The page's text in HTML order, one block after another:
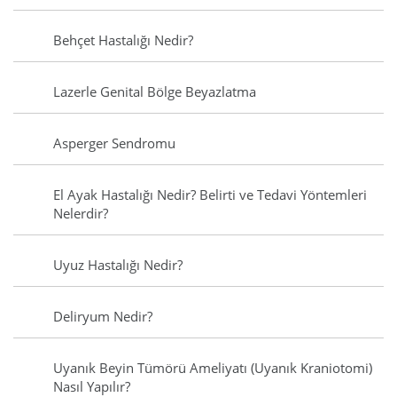
Behçet Hastalığı Nedir?
Lazerle Genital Bölge Beyazlatma
Asperger Sendromu
El Ayak Hastalığı Nedir? Belirti ve Tedavi Yöntemleri
Nelerdir?
Uyuz Hastalığı Nedir?
Deliryum Nedir?
Uyanık Beyin Tümörü Ameliyatı (Uyanık Kraniotomi)
Nasıl Yapılır?